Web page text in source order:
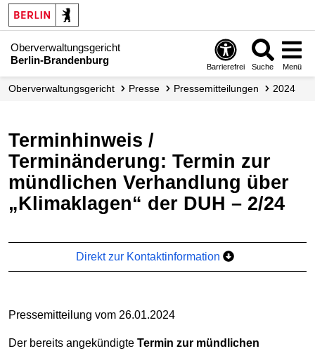
Oberverwaltungsgericht
Berlin-Brandenburg
Barrierefrei Suche Menü
Ober­verwaltungs­gericht Presse Presse­mitteilungen 2024
Terminhinweis /
Terminänderung: Termin zur
mündlichen Verhandlung über
„Klimaklagen“ der DUH – 2/24
Direkt zur Kontaktinformation
Pressemitteilung vom 26.01.2024
Der bereits angekündigte Termin zur mündlichen